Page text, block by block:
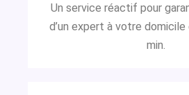
Un service réactif pour
d’un expert à votre domicile
min.